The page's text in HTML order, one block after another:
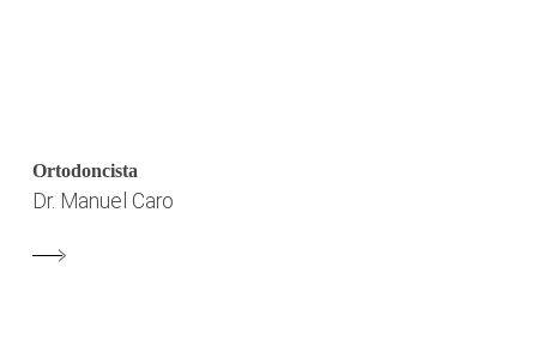
Ortodoncista
Dr. Manuel Caro